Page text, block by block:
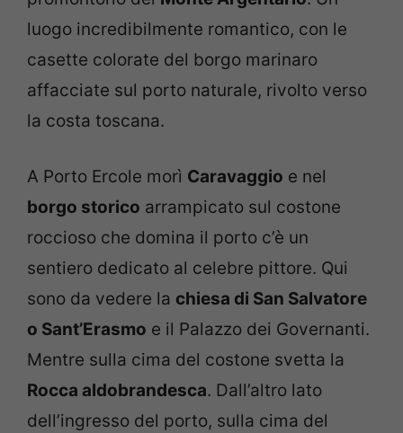
luogo incredibilmente romantico, con le
casette colorate del borgo marinaro
affacciate sul porto naturale, rivolto verso
la costa toscana.
A Porto Ercole morì Caravaggio e nel
borgo storico arrampicato sul costone
roccioso che domina il porto c’è un
sentiero dedicato al celebre pittore. Qui
sono da vedere la chiesa di San Salvatore
o Sant’Erasmo e il Palazzo dei Governanti.
Mentre sulla cima del costone svetta la
Rocca aldobrandesca. Dall’altro lato
dell’ingresso del porto, sulla cima del